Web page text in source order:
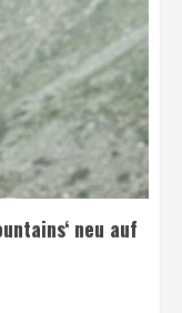
neu auf